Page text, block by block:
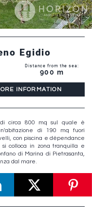
Egidio
Distance from the sea:
900 m
INFORMATION
circa 800 mq sul quale è
di 190 mq fuori
con piscina e dépendance
colloca in zona tranquilla e
di Marina di Pietrasanta,
dal mare.